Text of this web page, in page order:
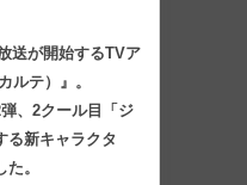
送が開始するTVア
ルテ）』。
、2クール目「ジ
る新キャラクタ
。